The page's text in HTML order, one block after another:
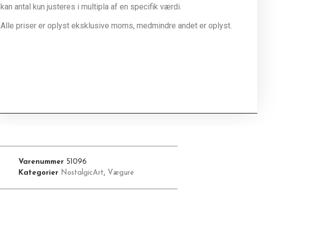
kan antal kun justeres i multipla af en specifik værdi.
Alle priser er oplyst eksklusive moms, medmindre andet er oplyst.
Varenummer 51096
Kategorier NostalgicArt, Vægure